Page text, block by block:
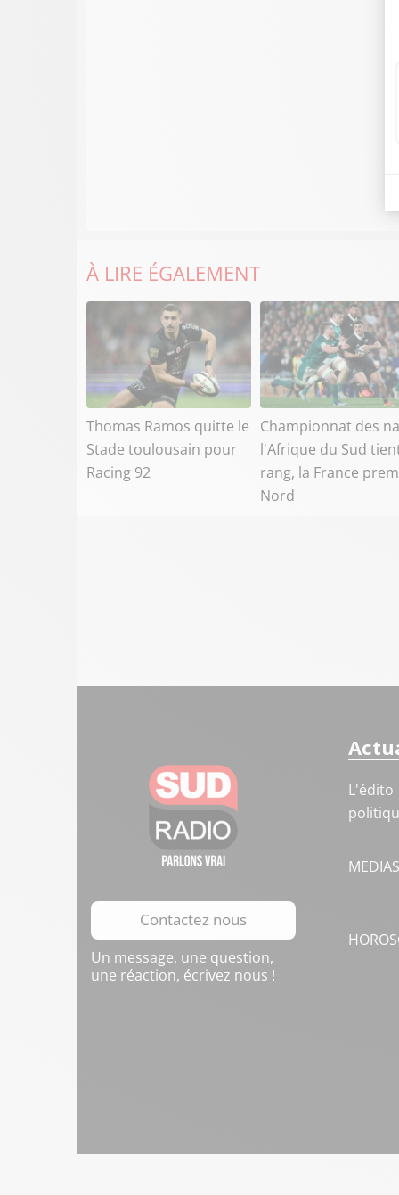
À LIRE ÉGALEMENT
Thomas Ramos quitte le
Stade toulousain pour
Racing 92
Championnat des
l'Afrique du Sud
rang, la France
Nord
Contactez nous
Un message, une question,
une réaction, écrivez nous !
L'édito
MEDIAS